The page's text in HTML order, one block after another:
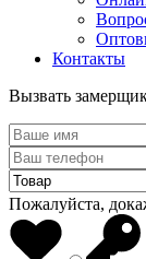
Контакты
Вызвать
Пожалуйста,